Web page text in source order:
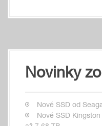
Novinky
Nové SSD od
Nové SSD